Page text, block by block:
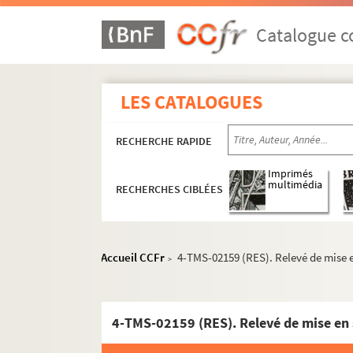
Catalogue
LES CATALOGUES
RECHERCHE RAPIDE
RECHERCHES CIBLÉES
Imprimés
multimédia
Accueil CCFr > 4-TMS-02159 (RES). Relevé de mise
4-TMS-02159 (RES). Relevé de mise en
Georges Courteline. La paix chez soi :
Carlo Goldoni. Paméla : comédie en 3 actes.